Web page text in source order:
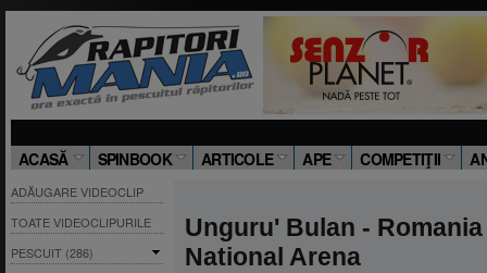
ACASĂ SPINBOOK ARTICOLE APE COMPETIŢII
ADĂUGARE VIDEOCLIP
TOATE VIDEOCLIPURILE
PESCUIT (286)
Unguru' Bulan -
National Arena